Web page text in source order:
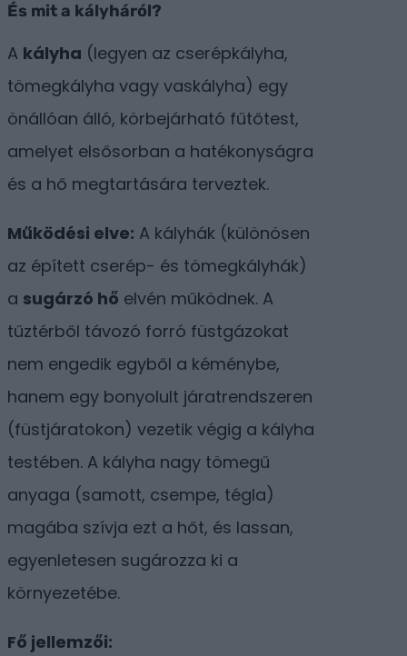
És mit a kályháról?
A kályha (legyen az cserépkályha,
tömegkályha vagy vaskályha) egy
önállóan álló, körbejárható fűtőtest,
amelyet elsősorban a hatékonyságra
és a hő megtartására terveztek.
Működési elve: A kályhák (különösen
az épített cserép- és tömegkályhák)
a sugárzó hő elvén működnek. A
tűztérből távozó forró füstgázokat
nem engedik egyből a kéménybe,
hanem egy bonyolult járatrendszeren
(füstjáratokon) vezetik végig a kályha
testében. A kályha nagy tömegű
anyaga (samott, csempe, tégla)
magába szívja ezt a hőt, és lassan,
egyenletesen sugározza ki a
környezetébe.
Fő jellemzői: